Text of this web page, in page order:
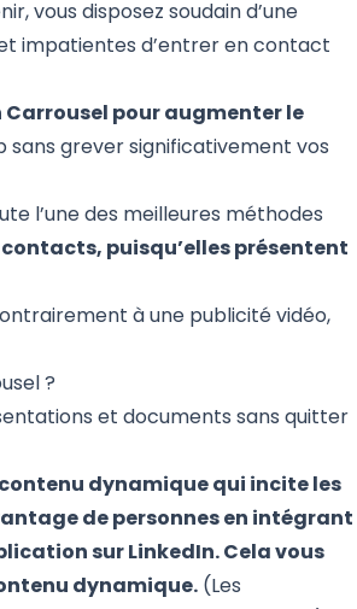
vous disposez soudain d’une
impatientes d’entrer en contact
pour augmenter le
sans grever significativement vos
l’une des meilleures méthodes
puisqu’elles présentent
à une publicité vidéo,
?
et documents sans quitter
dynamique qui incite les
de personnes en intégrant
sur LinkedIn. Cela vous
dynamique. (Les